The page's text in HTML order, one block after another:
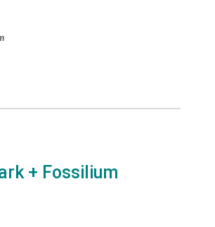
+ Fossilium